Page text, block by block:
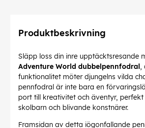
Produktbeskrivning
Släpp loss din inre upptäcktsresande
Adventure World dubbelpennfodral,
funktionalitet möter djungelns vilda
pennfodral är inte bara en
port till kreativitet och äventyr,
skolbarn och blivande konstnärer.
Framsidan av detta iögonfallande